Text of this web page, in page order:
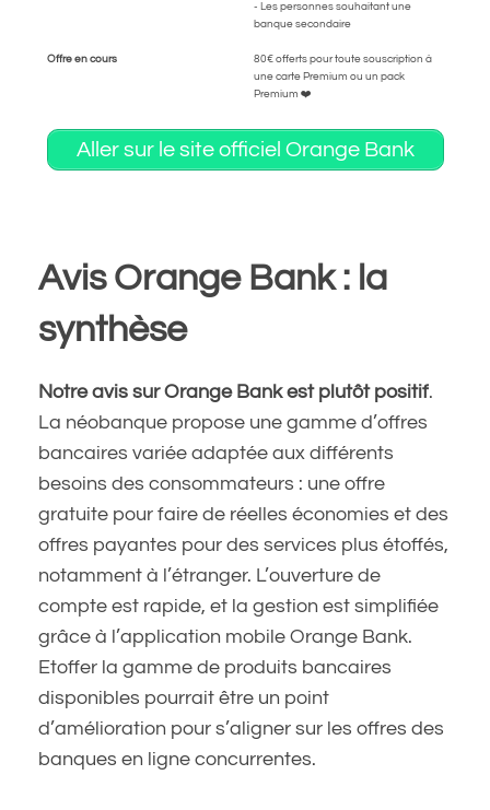
- Les personnes souhaitant une
banque secondaire
Offre en cours
80€ offerts pour toute souscription à
une carte Premium ou un pack
Premium ❤️
Aller sur le site officiel Orange Bank
Avis Orange Bank : la
synthèse
Notre avis sur Orange Bank est plutôt positif.
La néobanque propose une gamme d’offres
bancaires variée adaptée aux différents
besoins des consommateurs : une offre
gratuite pour faire de réelles économies et des
offres payantes pour des services plus étoffés,
notamment à l’étranger. L’ouverture de
compte est rapide, et la gestion est simplifiée
grâce à l’application mobile Orange Bank.
Etoffer la gamme de produits bancaires
disponibles pourrait être un point
d’amélioration pour s’aligner sur les offres des
banques en ligne concurrentes.